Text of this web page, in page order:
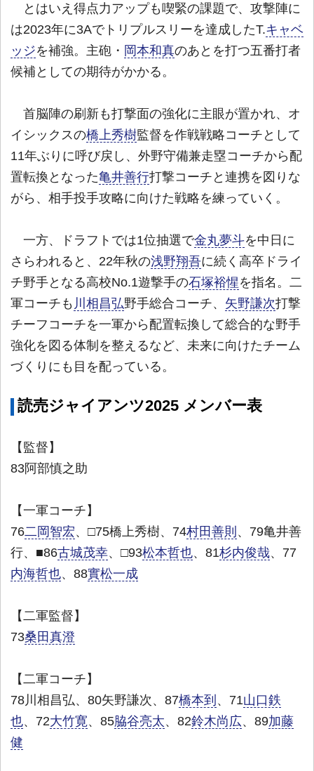
とはいえ得点力アップも喫緊の課題で、攻撃陣に
は2023年に3Aでトリプルスリーを達成したT.キャベ
ッジを補強。主砲・ 岡本和真のあとを打つ五番打者
候補としての期待がかかる。
首脳陣の刷新も打撃面の強化に主眼が置かれ、オ
イシックスの橋上秀樹監督を作戦戦略コーチとして
11年ぶりに呼び戻し、外野守備兼走塁コーチから配
置転換となった亀井善行打撃コーチと連携を図りな
がら、相手投手攻略に向けた戦略を練っていく。
一方、ドラフトでは1位抽選で金丸夢斗を中日に
さらわれると、22年秋の浅野翔吾に続く高卒ドライ
チ野手となる高校No.1遊撃手の石塚裕惺を指名。二
軍コーチも 川相昌弘野手総合コーチ、 矢野謙次打撃
チーフコーチを一軍から配置転換して総合的な野手
強化を図る体制を整えるなど、未来に向けたチーム
づくりにも目を配っている。
読売ジャイアンツ2025 メンバー表
【監督】
83阿部慎之助
【一軍コーチ】
76二岡智宏、□75橋上秀樹、74村田善則 、79亀井善
行、■86古城茂幸、□93松本哲也、81杉内俊哉、77
内海哲也、88實松一成
【二軍監督】
73桑田真澄
【二軍コーチ】
78川相昌弘、80矢野謙次、87橋本到 、71山口鉄
也、72大竹寛、85脇谷亮太、82鈴木尚広、89加藤
健